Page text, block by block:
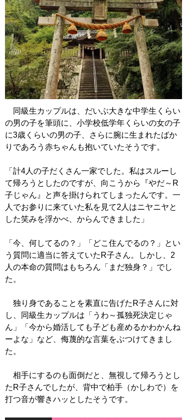
同級生カップルは、だいぶ大きな中学生くらい
の男の子を筆頭に、小学校低学年くらいの女の子
に3歳くらいの男の子、さらに腕に生まれたばか
りであろう赤ちゃんも抱いていたそうです。
「計4人の子だくさん一家でした。私はスルーし
て帰ろうとしたのですが、向こうから『やだ～R
子じゃん』と声を掛けられてしまったんです。一
人でお参りに来ていた私を見て2人はニヤニヤと
した笑みを浮かべ、からんできました」
「今、何してるの？」「どこ住んでるの？」とい
う質問に適当に答えていたR子さん。しかし、2
人の本命の質問はもちろん「まだ独身？」でし
た。
独り身であることを素直に告げたR子さんに対
し、同級生カップルは「うわ～孤独死決定じゃ
ん」「今から婚活しても子ども産めるかわかんね
ーよな」など、侮蔑的な言葉をぶつけてきまし
た。
相手にするのも面倒だと、無視して帰ろうとし
たR子さんでしたが、背中で柏手（かしわで）を
打つ音が響きハッとしたそうです。